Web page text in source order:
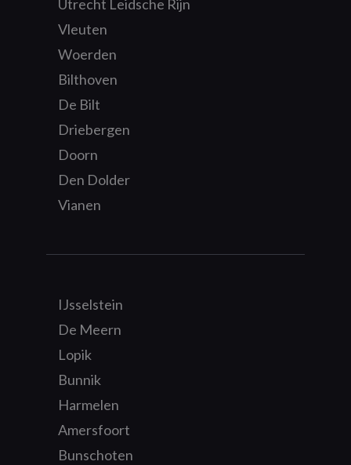
Utrecht Leidsche Rijn
Vleuten
Woerden
Bilthoven
De Bilt
Driebergen
Doorn
Den Dolder
Vianen
IJsselstein
De Meern
Lopik
Bunnik
Harmelen
Amersfoort
Bunschoten